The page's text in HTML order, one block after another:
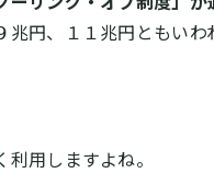
兆円、１１兆円ともいわ
用しますよね。